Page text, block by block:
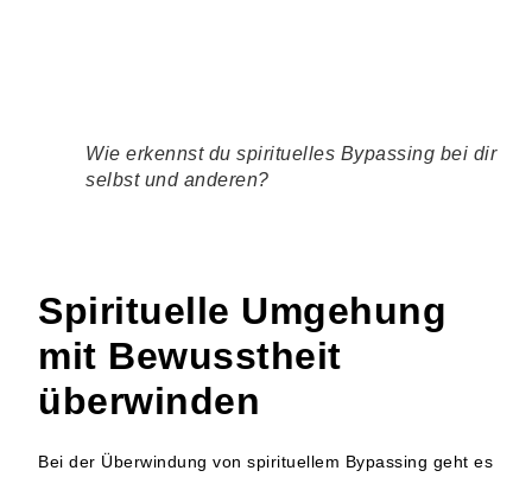
Wie erkennst du spirituelles Bypassing bei dir
selbst und anderen?
Spirituelle Umgehung
mit Bewusstheit
überwinden
Bei der Überwindung von spirituellem Bypassing geht es